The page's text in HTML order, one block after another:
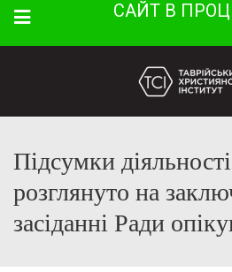
Menu САЙТ В
Підсумки
розглянуто на
засіданні Ради